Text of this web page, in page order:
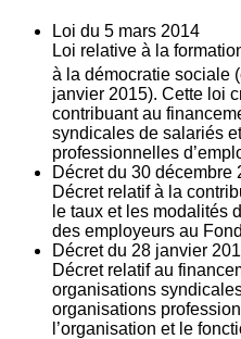
Loi du 5 mars 2014
Loi relative à la
à la démocratie sociale
janvier 2015). Cette loi
contribuant au
syndicales de salariés
professionnelles
Décret du 30 décembre
Décret relatif à la
le taux et les modalités
des employeurs au
Décret du 28 janvier
Décret relatif au
organisations
organisations
l’organisation et le